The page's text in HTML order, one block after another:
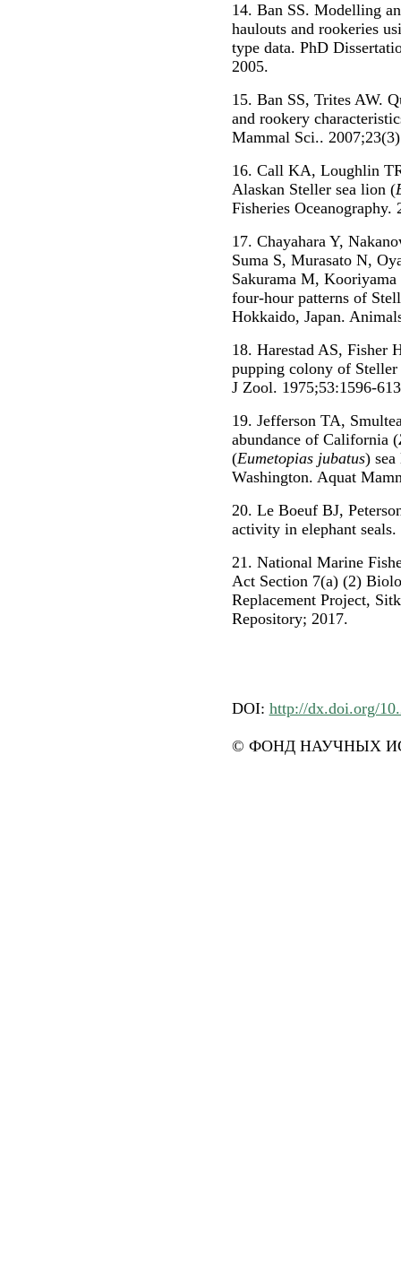
14. Ban SS. Modelling
haulouts and rookeries
type data. PhD
2005.
15. Ban SS, Trites AW.
and rookery
Mammal Sci..
16. Call KA, Loughlin
Alaskan Steller sea lion (
Fisheries Oceanography.
17. Chayahara Y,
Suma S, Murasato N,
Sakurama M,
four-hour patterns of
Hokkaido, Japan.
18. Harestad AS, Fisher
pupping colony of Steller
J Zool. 1975;53:1596-
19. Jefferson TA,
abundance of California (
(Eumetopias jubatus)
Washington. Aquat
20. Le Boeuf BJ,
activity in elephant
21. National Marine
Act Section 7(a) (2)
Replacement Project,
Repository; 2017.
DOI: http://dx.doi.org/
© ФОНД НАУЧНЫХ